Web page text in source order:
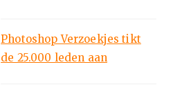
Photoshop Verzoekjes tikt
de 25.000 leden aan